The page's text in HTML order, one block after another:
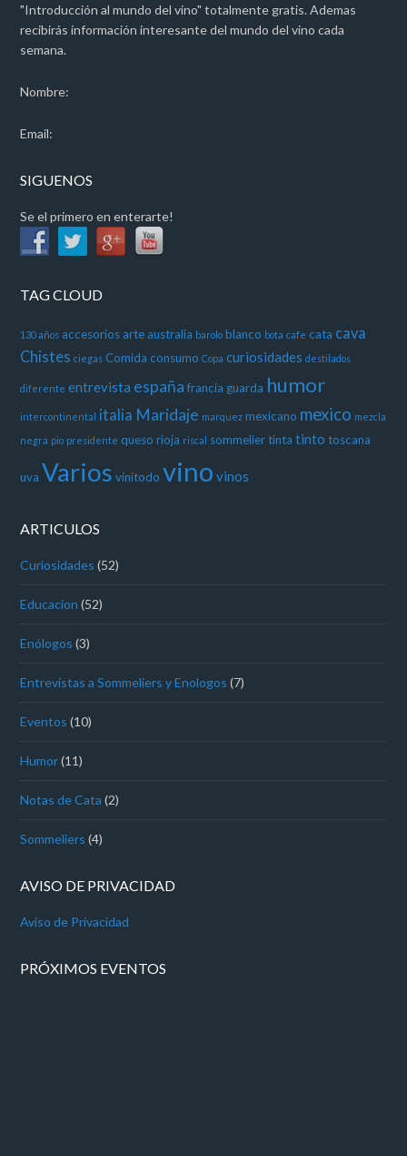
"Introducción al mundo del vino" totalmente gratis. Ademas
recibirás información interesante del mundo del vino cada
semana.
Nombre:
Email:
SIGUENOS
Se el primero en enterarte!
TAG CLOUD
130 años accesorios arte australia barolo blanco bota cafe cata cava
Chistes ciegas Comida consumo Copa curiosidades destilados
diferente entrevista españa francia guarda humor
intercontinental italia Maridaje marquez mexicano mexico mezcla
negra pio presidente queso rioja riscal sommelier tinta tinto toscana
uva Varios vinitodo vino vinos
ARTICULOS
Curiosidades (52)
Educacion (52)
Enólogos (3)
Entrevistas a Sommeliers y Enologos (7)
Eventos (10)
Humor(11)
Notas de Cata (2)
Sommeliers (4)
AVISO DE PRIVACIDAD
Aviso de Privacidad
PRÓXIMOS EVENTOS